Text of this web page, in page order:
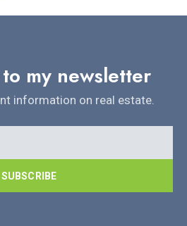
my newsletter
information on real estate.
SUBSCRIBE